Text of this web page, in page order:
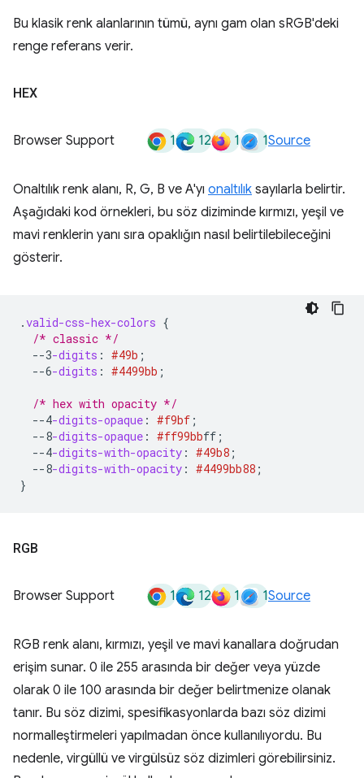
Bu klasik renk alanlarının tümü, aynı gam olan sRGB'deki
renge referans verir.
HEX
Browser Support 1 12 1 1Source
Onaltılık renk alanı, R, G, B ve A'yı onaltılık sayılarla belirtir.
Aşağıdaki kod örnekleri, bu söz diziminde kırmızı, yeşil ve
mavi renklerin yanı sıra opaklığın nasıl belirtilebileceğini
gösterir.
.valid-css-hex-colors {
/* classic */
--3-digits : #49b ;
--6-digits : #4499bb ;
/* hex with opacity */
--4-digits-opaque : #f9bf ;
--8-digits-opaque : #ff99bbff ;
--4-digits-with-opacity : #49b8 ;
--8-digits-with-opacity : #4499bb88 ;
}
RGB
Browser Support 1 12 1 1Source
RGB renk alanı, kırmızı, yeşil ve mavi kanallara doğrudan
erişim sunar. 0 ile 255 arasında bir değer veya yüzde
olarak 0 ile 100 arasında bir değer belirtmenize olanak
tanır. Bu söz dizimi, spesifikasyonlarda bazı söz dizimi
normalleştirmeleri yapılmadan önce kullanılıyordu. Bu
nedenle, virgüllü ve virgülsüz söz dizimleri görebilirsiniz.